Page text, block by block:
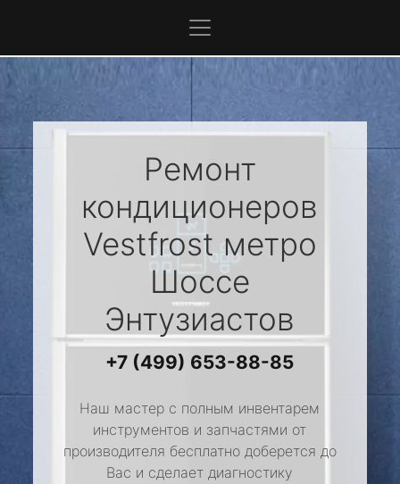
Ремонт
кондиционеров
Vestfrostметро
Шоссе
Энтузиастов
+7 (499) 653-88-85
Наш мастер с полным инвентарем
инструментов и запчастями от
производителя бесплатно доберется до
Вас и сделает диагностику